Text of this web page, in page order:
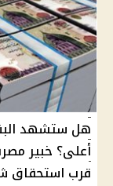
هل ستشهد
أعلى؟ خبير
قرب استحقاق شهادات